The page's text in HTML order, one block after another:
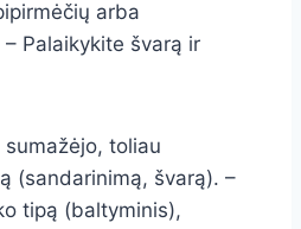
arba
Palaikykite švarą ir
toliau
(sandarinimą, švarą). –
tipą (baltyminis),